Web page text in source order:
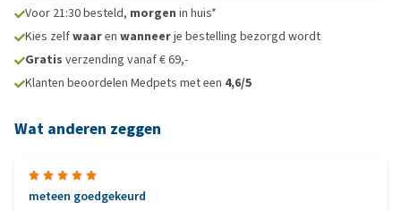
Voor 21:30 besteld, morgen in huis*
Kies zelfwaaren wanneerje bestelling bezorgd wordt
Gratis verzending vanaf € 69,-
Klanten beoordelen Medpets met een 4,6/5
Wat anderen zeggen
meteen goedgekeurd